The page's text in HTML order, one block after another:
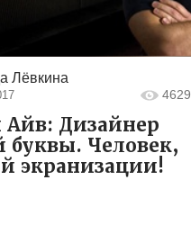
Лёвкина
4629
Айв: Дизайнер
буквы. Человек,
экранизации!